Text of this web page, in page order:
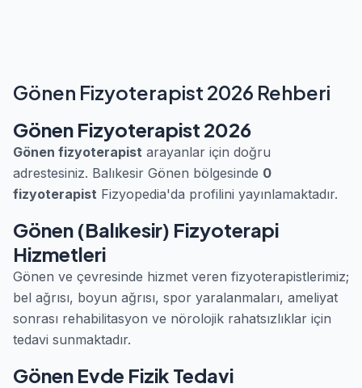
Gönen Fizyoterapist 2026 Rehberi
Gönen Fizyoterapist 2026
Gönen fizyoterapist arayanlar için doğru
adrestesiniz. Balıkesir Gönen bölgesinde 0
fizyoterapist Fizyopedia'da profilini yayınlamaktadır.
Gönen (Balıkesir) Fizyoterapi
Hizmetleri
Gönen ve çevresinde hizmet veren fizyoterapistlerimiz;
bel ağrısı, boyun ağrısı, spor yaralanmaları, ameliyat
sonrası rehabilitasyon ve nörolojik rahatsızlıklar için
tedavi sunmaktadır.
Gönen Evde Fizik Tedavi